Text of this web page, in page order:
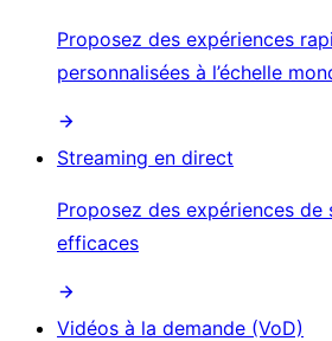
Proposez des expériences
personnalisées à l’échelle
Streaming en direct
Proposez des expériences
efficaces
Vidéos à la demande (VoD)